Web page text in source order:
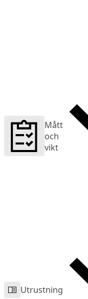
Mått
och
vikt
Utrustning